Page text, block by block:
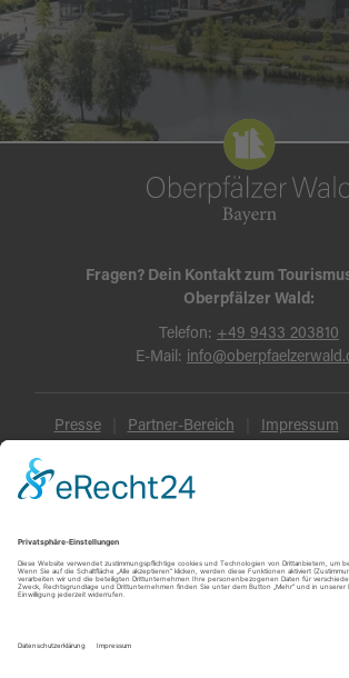
Fragen? Dein Kontakt zum
Oberpfälzer Wald:
Telefon: +49 9433 203810
E-Mail:
Presse Partner-Bereich Impressum
Datenschutz